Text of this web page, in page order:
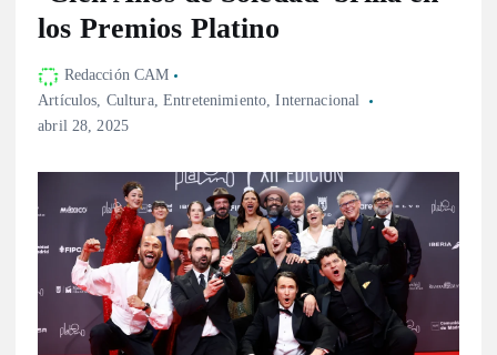
los Premios Platino
Redacción CAM
Artículos, Cultura, Entretenimiento,Internacional
abril 28, 2025